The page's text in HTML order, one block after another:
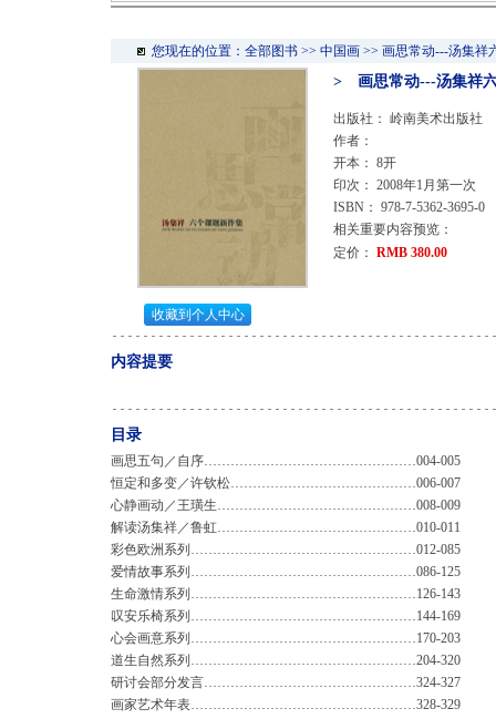
您现在的位置：全部图书 >> 中国画 >> 画思常动---汤集祥
> 画思常动---汤集祥
出版社： 岭南美术出版社
作者：
开本： 8开
印次： 2008年1月第一次
ISBN： 978-7-5362-3695-0
相关重要内容预览：
定价： RMB 380.00
收藏到个人中心
内容提要
目录
画思五句／自序…………………………………………004-005
恒定和多变／许钦松……………………………………006-007
心静画动／王璜生………………………………………008-009
解读汤集祥／鲁虹………………………………………010-011
彩色欧洲系列……………………………………………012-085
爱情故事系列……………………………………………086-125
生命激情系列……………………………………………126-143
叹安乐椅系列……………………………………………144-169
心会画意系列……………………………………………170-203
道生自然系列……………………………………………204-320
研讨会部分发言…………………………………………324-327
画家艺术年表……………………………………………328-329